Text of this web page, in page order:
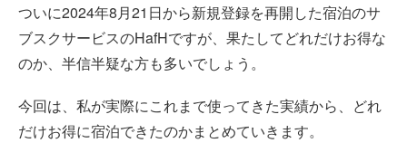
ついに2024年8月21日から新規登録を再開した宿泊のサ
ブスクサービスのHafHですが、果たしてどれだけお得な
のか、半信半疑な方も多いでしょう。
今回は、私が実際にこれまで使ってきた実績から、どれ
だけお得に宿泊できたのかまとめていきます。